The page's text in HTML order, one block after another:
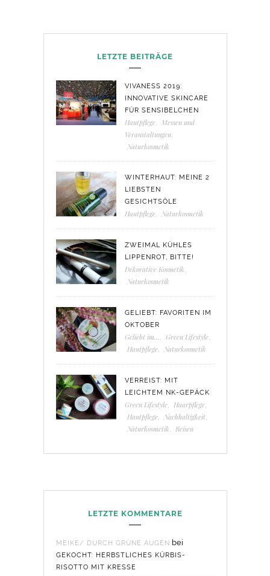
LETZTE BEITRÄGE
VIVANESS 2019:
INNOVATIVE SKINCARE
FÜR SENSIBELCHEN
Hautpflege,
Messen und
Veranstaltungen,
Naturkosmetik
WINTERHAUT: MEINE 2
LIEBSTEN
GESICHTSÖLE
Hautpflege, Naturkosmetik
ZWEIMAL KÜHLES
LIPPENROT, BITTE!
Dekorative Kosmetik
Naturkosmetik
GELIEBT: FAVORITEN IM
OKTOBER
Geliebt im... Green Lifestyle,
Hautpflege, Naturkosmetik
VERREIST: MIT
LEICHTEM NK-GEPÄCK
Green Lifestyle, Haarpflege,
Hautpflege, Nachhaltigkeit
Naturkosmetik
Reisen
LETZTE KOMMENTARE
MEIKE/ DURCH GRÜNE AUGEN bei
GEKOCHT: HERBSTLICHES KÜRBIS-
RISOTTO MIT KRESSE